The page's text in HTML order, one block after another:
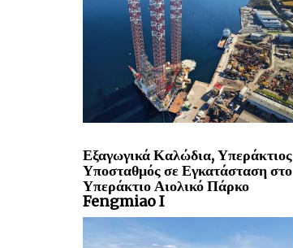
Εξαγωγικά Καλώδια, Υπεράκτιος
Υποσταθμός σε Εγκατάσταση στο
Υπεράκτιο Αιολικό Πάρκο
Fengmiao I